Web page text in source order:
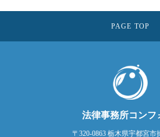
PAGE TOP
法律事務所コンフ
〒320-0863 栃木県宇都宮市